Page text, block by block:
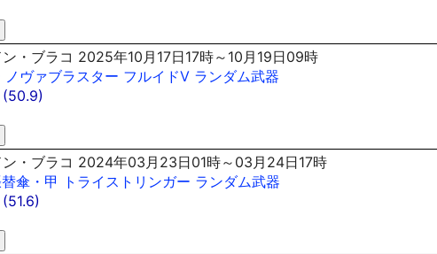
・ブラコ 2025年10月17日17時～10月19日09時
ノヴァブラスター フルイドV ランダム武器
(50.9)
・ブラコ 2024年03月23日01時～03月24日17時
傘・甲 トライストリンガー ランダム武器